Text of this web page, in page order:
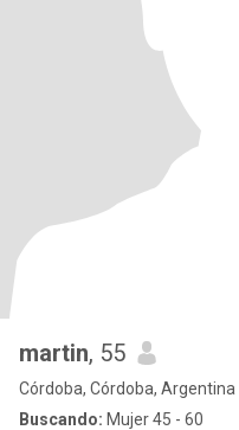
martin, 55
Córdoba, Córdoba, Argentina
Buscando: Mujer 45 - 60